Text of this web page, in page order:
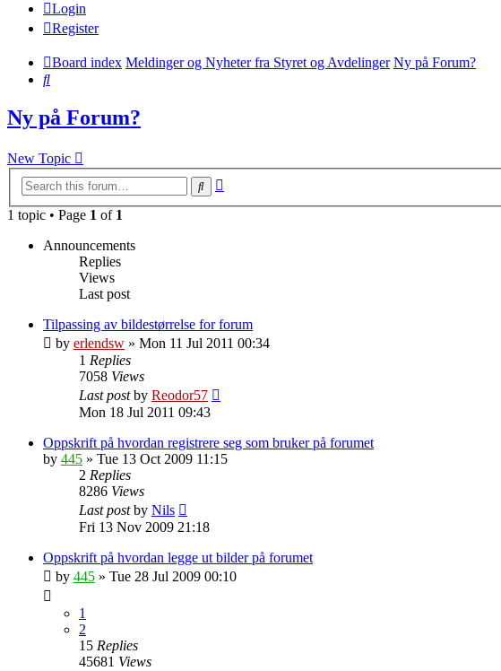
Login
Register
Board index Meldinger og Nyheter fra Styret og Avdelinger Ny på Forum?
Search
Ny på Forum?
New Topic
Search
1 topic • Page 1 of 1
Announcements
Replies
Views
Last post
Tilpassing av bildestørrelse for forum
by erlendsw » Mon 11 Jul 2011 00:34
1 Replies
7058 Views
Last postby Reodor57
Mon 18 Jul 2011 09:43
Oppskrift på hvordan registrere seg som bruker på forumet
by 445 » Tue 13 Oct 2009 11:15
2 Replies
8286 Views
Last postby Nils
Fri 13 Nov 2009 21:18
Oppskrift på hvordan legge ut bilder på forumet
by 445 » Tue 28 Jul 2009 00:10
1
2
15 Replies
45681 Views